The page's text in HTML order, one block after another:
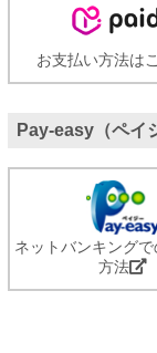
お支払い方法は
Pay-easy（ペイ
ネットバンキング
方法